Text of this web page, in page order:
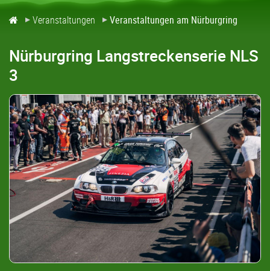
Veranstaltungen Veranstaltungen am Nürburgring
Nürburgring Langstreckenserie NLS
3